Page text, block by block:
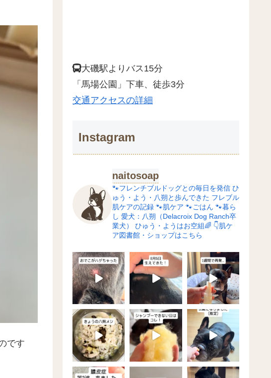
です
大磯駅よりバス15分
「馬場公園」下車、徒歩3分
交通アクセスの詳細
Instagram
naitosoap
🐾フレンチブルドッグとの毎日を発信 ひ
ゅう・よう・八朔と歩んできた フレブル
肌ケアの記録 🐾肌ケア 🐾ごはん 🐾暮ら
し 愛犬：八朔（Delacroix Dog Ranch卒
業犬）
ひゅう・ようはお空組🌈 👇肌ケ
ア図書館・ショップはこちら